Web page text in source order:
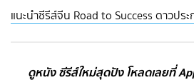
แนะนำซีรีส์จีน Road to Success ดาวปร
ดูหนัง ซีรีส์ใหม่สุดปัง โหลดเลยที่